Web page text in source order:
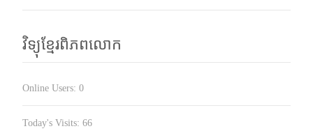
វិទ្យុខ្មែរពិភពលោក
Online Users: 0
Today's Visits: 66